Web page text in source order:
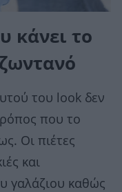
κάνει το
του look δεν
που το
Οι πιέτες
και
γαλάζιου καθώς